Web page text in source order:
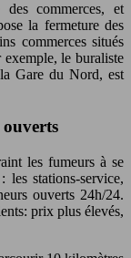
commerces, et
la fermeture des
commerces situés
le buraliste
Gare du Nord, est
ouverts
les fumeurs à se
les stations-service,
ouverts 24h/24.
prix plus élevés,